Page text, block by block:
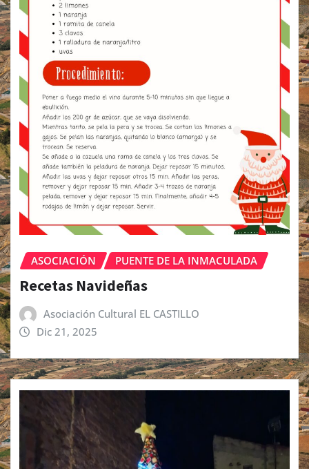
ASOCIACIÓN PUENTE DE LA INMACULADA
Recetas Navideñas
Asociación Cultural EL CASTILLO
Dic 21, 2025